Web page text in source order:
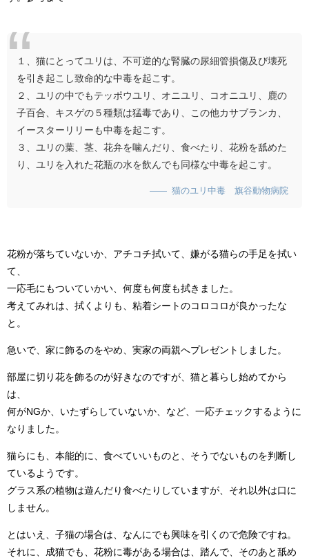
１、猫にとってユリは、不可逆的な腎臓の尿細管損傷及び壊死
を引き起こし致命的な中毒を起こす。
２、ユリの中でもテッポウユリ、オニユリ、コオニユリ、鹿の
子百合、キスゲの５種類は猛毒であり、この他カサブランカ、
イースターリリーも中毒を起こす。
３、ユリの葉、茎、花弁を噛んだり、食べたり、花粉を舐めた
り、ユリを入れた花瓶の水を飲んでも同様な中毒を起こす。
猫のユリ中毒 旗谷動物病院
花粉が落ちていないか、アチコチ拭いて、嫌がる猫らの手足を拭い
て、
一応毛にもついていかい、何度も何度も拭きました。
考えてみれは、拭くよりも、粘着シートのコロコロが良かったな
と。
急いで、家に飾るのをやめ、実家の両親へプレゼントしました。
部屋に切り花を飾るのが好きなのですが、猫と暮らし始めてから
は、
何がNGか、いたずらしていないか、など、一応チェックするように
なりました。
猫らにも、本能的に、食べていいものと、そうでないものを判断し
ているようです。
グラス系の植物は遊んだり食べたりしていますが、それ以外は口に
しません。
とはいえ、子猫の場合は、なんにでも興味を引くので危険ですね。
それに、成猫でも、花粉に毒がある場合は、踏んで、そのあと舐め